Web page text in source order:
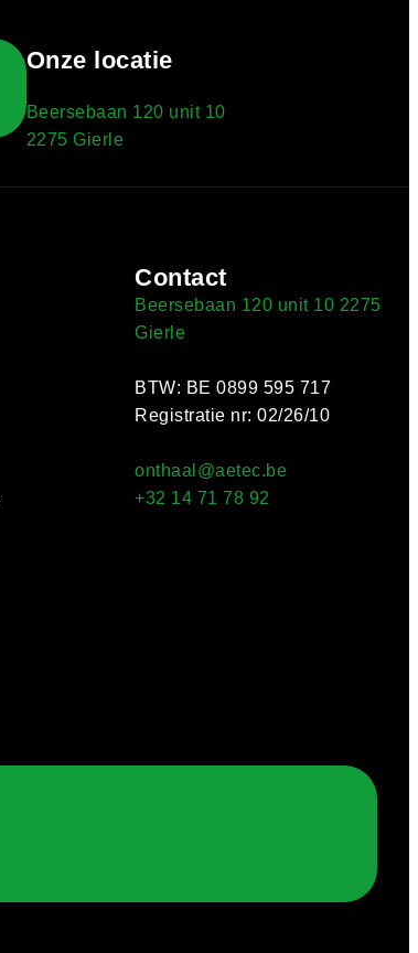
Onze locatie
Beersebaan 120 unit 10
2275 Gierle
Contact
Beersebaan 120 unit 10 2275
Gierle
BTW: BE 0899 595 717
Registratie nr: 02/26/10
onthaal@aetec.be
+32 14 71 78 92